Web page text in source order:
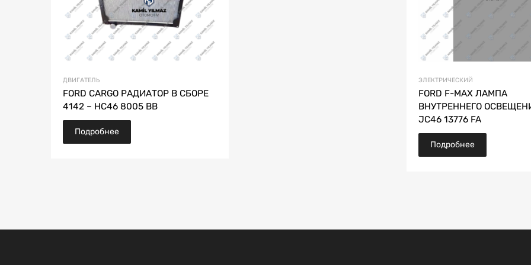
ДВИГАТЕЛЬ
FORD CARGO РАДИАТОР В СБОРЕ
4142 – HC46 8005 BB
Подробнее
ЭЛЕКТРИЧЕСКИЙ
FORD F-MAX ЛАМПА
ВНУТРЕННЕГО
JC46 13776 FA
Подробнее